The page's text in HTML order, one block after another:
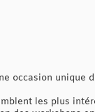
occasion unique
les plus